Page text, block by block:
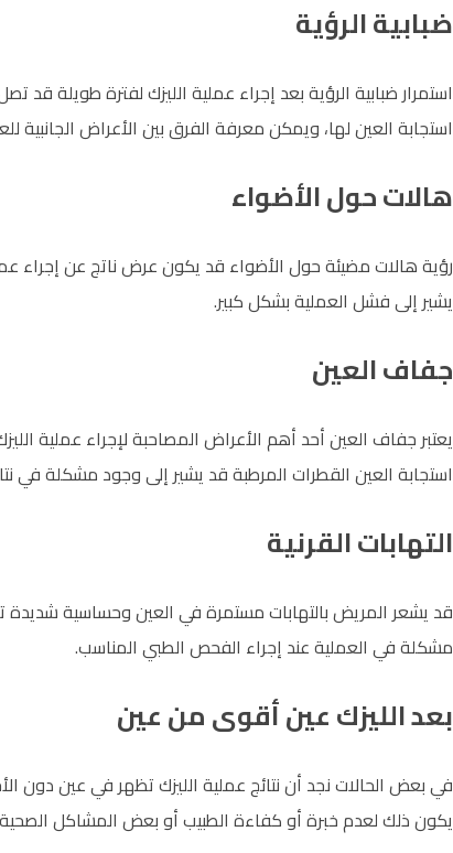
ضبابية الرؤية
استمرار ضبابية الرؤية بعد إجراء عملية الليزك لفترة طويلة
استجابة العين لها، ويمكن معرفة الفرق بين الأعراض
هالات حول الأضواء
رؤية هالات مضيئة حول الأضواء قد يكون عرض ناتج عن إجراء
يشير إلى فشل العملية بشكل كبير.
جفاف العين
يعتبر جفاف العين أحد أهم الأعراض المصاحبة لإجراء عملية
استجابة العين القطرات المرطبة قد يشير إلى وجود مشكلة في
التهابات القرنية
قد يشعر المريض بالتهابات مستمرة في العين وحساسية
مشكلة في العملية عند إجراء الفحص الطبي المناسب.
بعد الليزك عين أقوى من عين
في بعض الحالات نجد أن نتائج عملية الليزك تظهر في عين
يكون ذلك لعدم خبرة أو كفاءة الطبيب أو بعض المشاكل